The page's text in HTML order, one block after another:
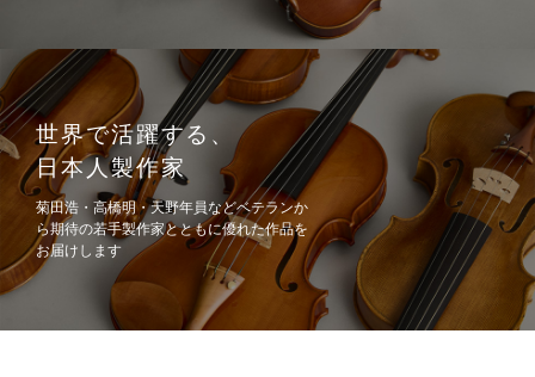
世界で活躍する、
日本人製作家
菊田浩・高橋明・天野年員などベテランか
ら期待の若手製作家とともに優れた作品を
お届けします